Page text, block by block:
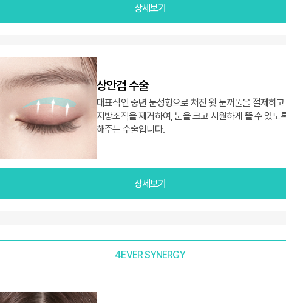
상세보기
상안검 수술
대표적인 중년 눈성형으로 처진 윗 눈꺼풀을 절제하고
지방조직을 제거하여, 눈을 크고 시원하게 뜰 수 있도
해주는 수술입니다.
상세보기
4EVER SYNERGY